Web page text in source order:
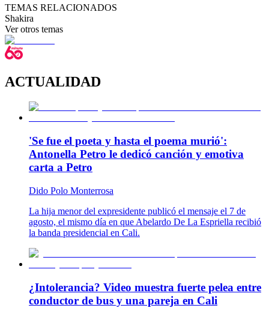
TEMAS RELACIONADOS
Shakira
Ver otros temas
ACTUALIDAD
'Se fue el poeta y hasta el poema murió':
Antonella Petro le dedicó canción y emotiva
carta a Petro
Dido Polo Monterrosa
La hija menor del expresidente publicó el mensaje el 7 de
agosto, el mismo día en que Abelardo De La Espriella recibió
la banda presidencial en Cali.
¿Intolerancia? Video muestra fuerte pelea entre
conductor de bus y una pareja en Cali